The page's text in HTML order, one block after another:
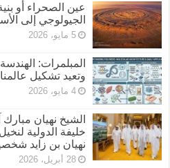
عين الصحراء أو
الجيولوجي إلى
5 مايو، 2026
المبلمرات:
وتعيد تشكيل عالمنا
4 مايو، 2026
الشيخ نهيان مبارك
خليفة الدولية
نهيان بن زايد شخصية
28 أبريل، 2026